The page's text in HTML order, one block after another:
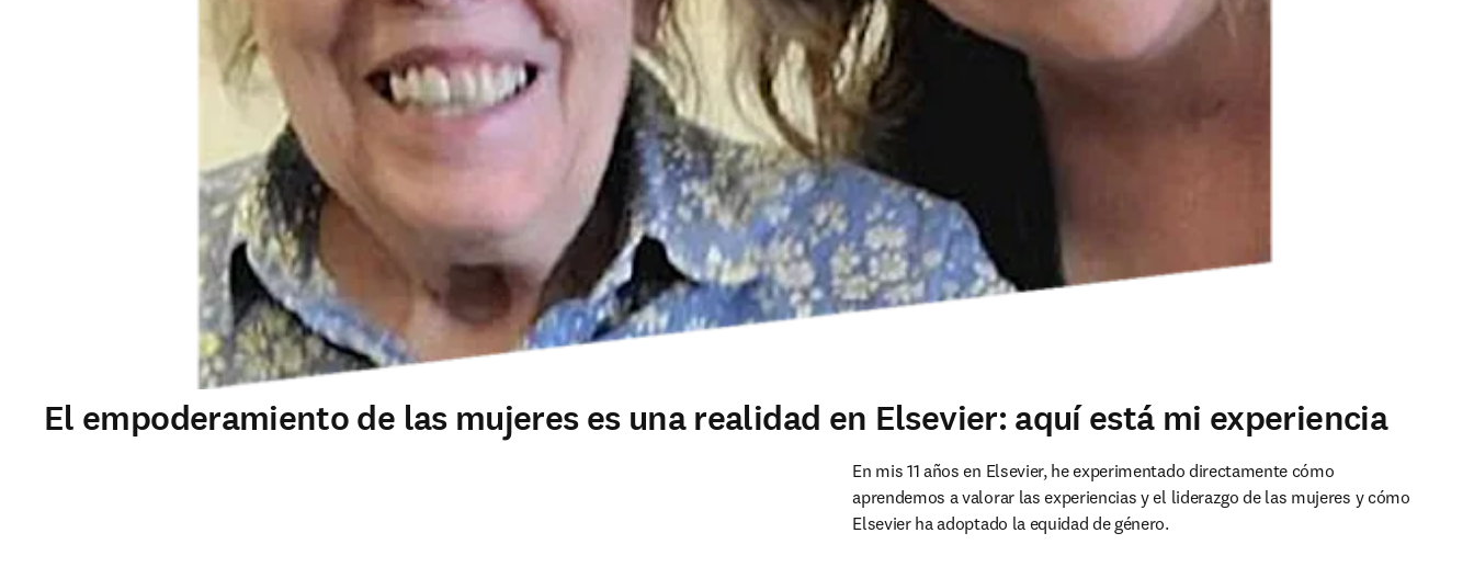
El empoderamiento de las mujeres es una realidad en Elsevier: aquí está mi experiencia
En mis 11 años en Elsevier, he experimentado directamente cómo
aprendemos a valorar las experiencias y el liderazgo de las mujeres y cómo
Elsevier ha adoptado la equidad de género.